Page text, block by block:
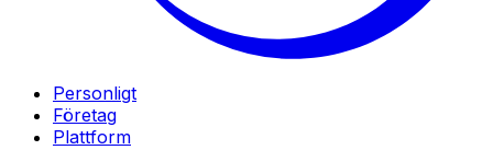
Personligt
Företag
Plattform